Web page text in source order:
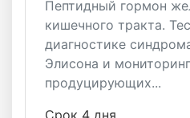
Пептидный гормон
кишечного тракта.
диагностике
Элисона и
продуцирующих...
Срок 4 дня